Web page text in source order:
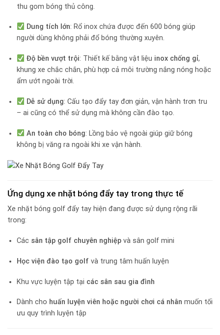
thu gom bóng thủ công.
Dung tích lớn: Rổ inox chứa được đến 600 bóng giúp
người dùng không phải đổ bóng thường xuyên.
Độ bền vượt trội: Thiết kế bằng vật liệu inox chống gỉ,
khung xe chắc chắn, phù hợp cả môi trường nắng nóng hoặc
ẩm ướt ngoài trời.
Dễ sử dụng: Cấu tạo đẩy tay đơn giản, vận hành trơn tru
– ai cũng có thể sử dụng mà không cần đào tạo.
An toàn cho bóng: Lồng bảo vệ ngoài giúp giữ bóng
không bị văng ra ngoài khi xe vận hành.
Ứng dụng xe nhặt bóng đẩy tay trong thực tế
Xe nhặt bóng golf đẩy tay hiện đang được sử dụng rộng rãi
trong:
Các sân tập golf chuyên nghiệpvà sân golf mini
Học viện đào tạo golf và trung tâm huấn luyện
Khu vực luyện tập tại các sân sau gia đình
Dành cho huấn luyện viên hoặc người chơi cá nhân muốn tối
ưu quy trình luyện tập